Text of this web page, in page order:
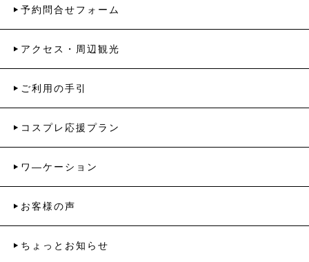
予約問合せフォーム
アクセス・周辺観光
ご利用の手引
コスプレ応援プラン
ワ―ケーション
お客様の声
ちょっとお知らせ